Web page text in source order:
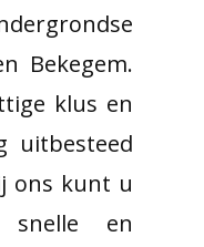
Bekegem.
klus en
uitbesteed
ons kunt u
en